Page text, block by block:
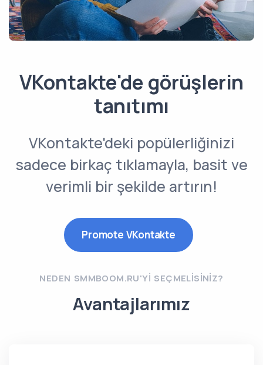
VKontakte'de görüşlerin
tanıtımı
VKontakte'deki popülerliğinizi
sadece birkaç tıklamayla, basit ve
verimli bir şekilde artırın!
Promote VKontakte
NEDEN SMMBOOM.RU'YI SEÇMELISINIZ?
Avantajlarımız